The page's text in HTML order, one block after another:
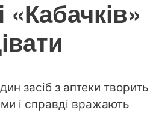
засіб з аптеки творить
і справді вражають